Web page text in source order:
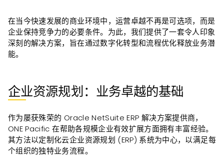
在当今快速发展的商业环境中，运营卓越不再是可选项，而是
企业保持竞争力的必要条件。为此，我们提供了一套令人印象
深刻的解决方案，旨在通过数字化转型和流程优化释放业务潜
能。
企业资源规划：业务卓越的基础
作为屡获殊荣的 Oracle NetSuite ERP 解决方案提供商，
ONE Pacific 在帮助各规模企业有效扩展方面拥有丰富经验。
其方法以定制化云企业资源规划 (ERP) 系统为中心，以满足每
个组织的独特业务流程。